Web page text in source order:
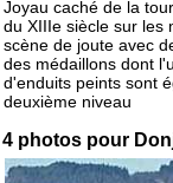
Joyau caché de la
du XIIIe siècle sur les
scène de joute avec
des médaillons dont
d'enduits peints sont
deuxième niveau
4 photos pour